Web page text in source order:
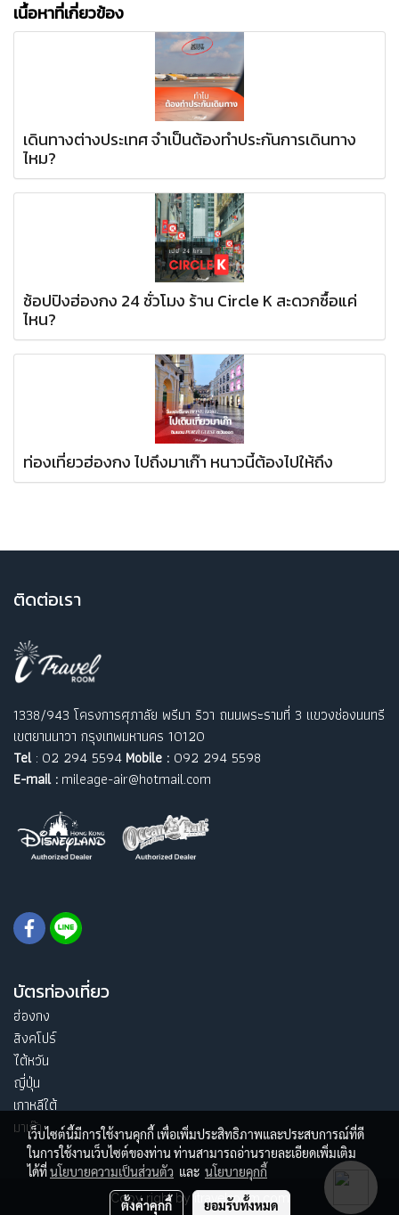
เนื้อหาที่เกี่ยวข้อง
เดินทางต่างประเทศ จำเป็นต้องทำประกันการเดินทาง
ไหม?
ช้อปปิงฮ่องกง 24 ชั่วโมง ร้าน Circle K สะดวกซื้อแค่
ไหน?
ท่องเที่ยวฮ่องกง ไปถึงมาเก๊า หนาวนี้ต้องไปให้ถึง
ติดต่อเรา
1338/943 โครงการศุภาลัย พรีมา ริวา ถนนพระรามที่ 3 แขวงช่องนนทรี
เขตยานนาวา กรุงเทพมหานคร 10120
Tel: 02 294 5594 Mobile : 092 294 5598
E-mail : mileage-air@hotmail.com
บัตรท่องเที่ยว
ฮ่องกง
สิงคโปร์
ไต้หวัน
ญี่ปุ่น
เกาหลีใต้
มาเก๊า
Copy right by itravelroom.com
เว็บไซต์นี้มีการใช้งานคุกกี้ เพื่อเพิ่มประสิทธิภาพและประสบการณ์ที่ดี
ในการใช้งานเว็บไซต์ของท่าน ท่านสามารถอ่านรายละเอียดเพิ่มเติม
ได้ที่นโยบายความเป็นส่วนตัว และ นโยบายคุกกี้
ตั้งค่าคุกกี้ ยอมรับทั้งหมด